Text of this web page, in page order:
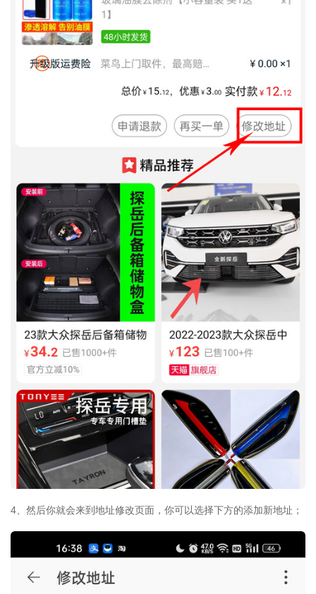
4、然后你就会来到地址修改页面，你可以选择下方的添加新地址；